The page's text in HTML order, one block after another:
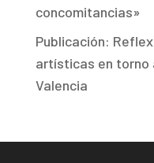
concomitancias»
Publicación:
artísticas en torno
Valencia